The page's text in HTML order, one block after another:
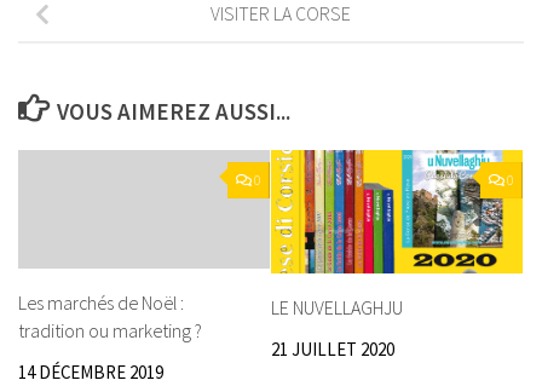
VISITER LA CORSE
VOUS AIMEREZ AUSSI...
0
Les marchés de Noël :
tradition ou marketing ?
14 DÉCEMBRE 2019
0
LE NUVELLAGHJU
21 JUILLET 2020